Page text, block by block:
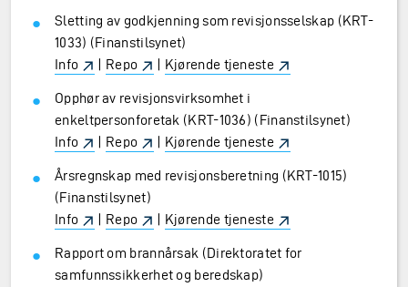
Sletting av godkjenning som revisjonsselskap (KRT-
1033) (Finanstilsynet)
Info
| Repo | Kjørende tjeneste
Opphør av revisjonsvirksomhet i
enkeltpersonforetak (KRT-1036) (Finanstilsynet)
Info
| Repo | Kjørende tjeneste
Årsregnskap med revisjonsberetning (KRT-1015)
(Finanstilsynet)
Info
| Repo | Kjørende tjeneste
Rapport om brannårsak (Direktoratet for
samfunnssikkerhet og beredskap)